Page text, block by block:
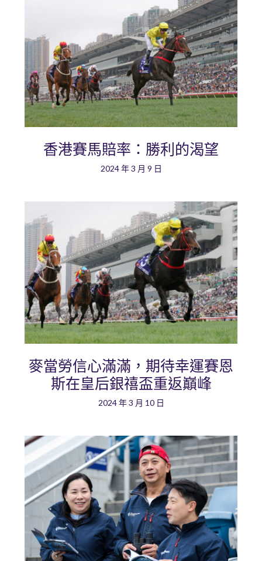
香港賽馬賠率：勝利的渴望
2024 年 3 月 9 日
麥當勞信心滿滿，期待幸運賽恩
斯在皇后銀禧盃重返巔峰
2024 年 3 月 10 日